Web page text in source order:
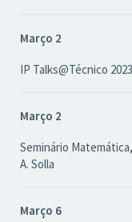
Março 2
IP Talks@Técnico
Março 2
Seminário
A. Solla
Março 6